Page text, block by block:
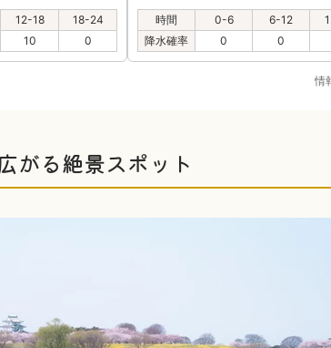
12-18
18-24
10 0
時間 0-6 6-12
降水確率
0 0
情
がる絶景スポット